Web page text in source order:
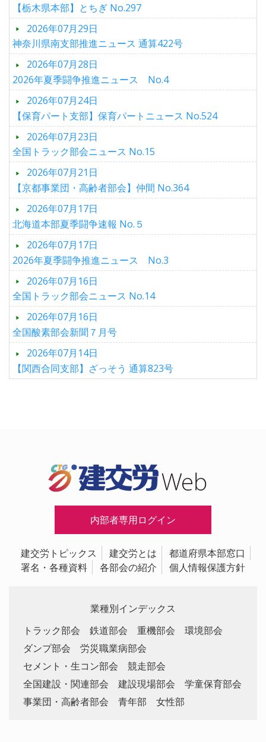
【栃木県本部】とちぎ No.297
2026年07月29日
神奈川県南支部推進ニュース 通算422号
2026年07月28日
2026年夏季闘争推進ニュース No.4
2026年07月24日
【保育パート支部】保育パートニュース No.524
2026年07月23日
全国トラック部会ニュース No.15
2026年07月21日
【京都事業団・高齢者部会】仲間 No.364
2026年07月17日
北海道本部夏季闘争速報 No.５
2026年07月17日
2026年夏季闘争推進ニュース No.3
2026年07月16日
全国トラック部会ニュース No.14
2026年07月16日
全国酸素部会新聞７月号
2026年07月14日
【関西合同支部】ざっそう 通算823号
内部者専用ログイン
建交労トピックス 建交労とは
都道府県本部窓口
署名・各種資料
各部会の紹介 個人情報保護方針
業種別インデックス
トラック部会
鉄道部会 重機部会
環境部会
ダンプ部会
労災職業病部会
セメント・生コン部会
競走部会
全国建設・関連部会
建設現場部会
学童保育部会
事業団・高齢者部会
青年部 女性部